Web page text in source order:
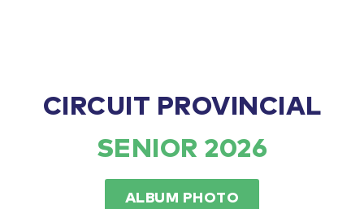
CIRCUIT PROVINCIAL
SENIOR 2026
ALBUM PHOTO